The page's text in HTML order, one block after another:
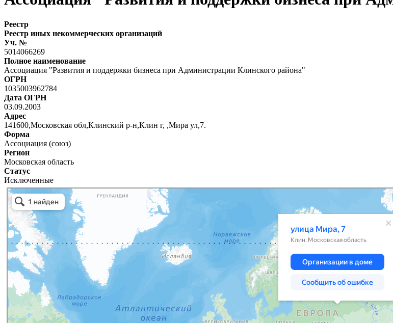
Реестр
Реестр иных некоммерческих организаций
Уч. №
5014066269
Полное наименование
Ассоциация "Развития и поддержки бизнеса при Администрации Клинского района"
ОГРН
1035003962784
Дата ОГРН
03.09.2003
Адрес
141600,Московская обл,Клинский р-н,Клин г, ,Мира ул,7.
Форма
Ассоциация (союз)
Регион
Московская область
Статус
Исключенные